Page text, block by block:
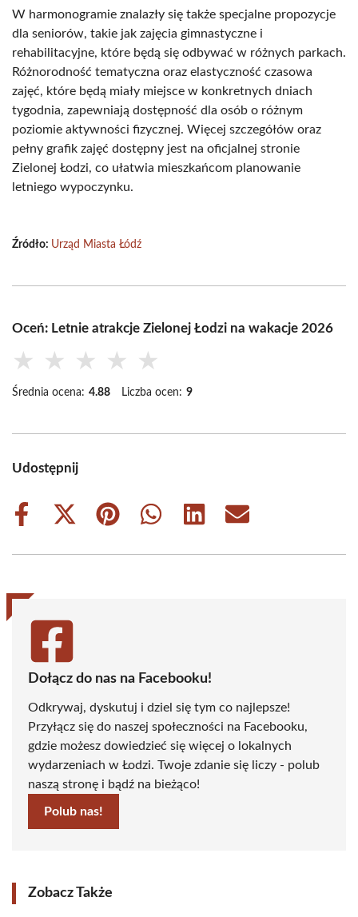
W harmonogramie znalazły się także specjalne propozycje
dla seniorów, takie jak zajęcia gimnastyczne i
rehabilitacyjne, które będą się odbywać w różnych parkach.
Różnorodność tematyczna oraz elastyczność czasowa
zajęć, które będą miały miejsce w konkretnych dniach
tygodnia, zapewniają dostępność dla osób o różnym
poziomie aktywności fizycznej. Więcej szczegółów oraz
pełny grafik zajęć dostępny jest na oficjalnej stronie
Zielonej Łodzi, co ułatwia mieszkańcom planowanie
letniego wypoczynku.
Źródło: Urząd Miasta Łódź
Oceń: Letnie atrakcje Zielonej Łodzi na wakacje 2026
★ ★ ★ ★ ★
Średnia ocena: 4.88 Liczba ocen: 9
Udostępnij
Share
Share
(Twitter)
Share
Share
Share
Share
Dołącz do nas na Facebooku!
Odkrywaj, dyskutuj i dziel się tym co najlepsze!
Przyłącz się do naszej społeczności na Facebooku,
gdzie możesz dowiedzieć się więcej o lokalnych
wydarzeniach w Łodzi. Twoje zdanie się liczy - polub
naszą stronę i bądź na bieżąco!
Polub nas!
Zobacz Także